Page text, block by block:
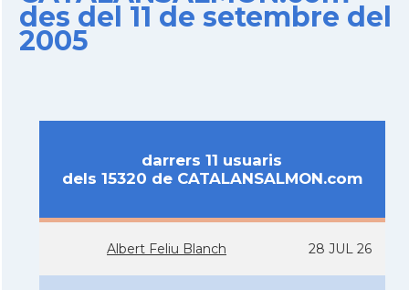
des del 11 de setembre del
2005
darrers 11 usuaris
dels 15320 de CATALANSALMON.com
Albert Feliu Blanch 28 JUL 26